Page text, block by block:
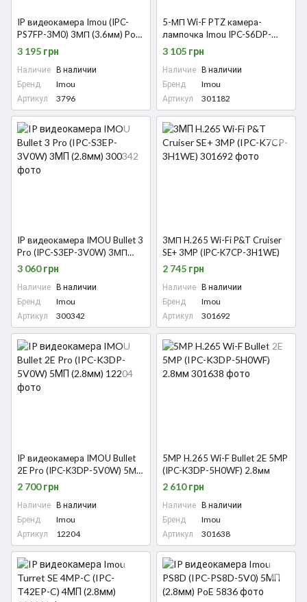
IP видеокамера Imou (IPC-
PS7FP-3M0) 3МП (3.6мм) PoE
PT
3 195 грн
Наличие В наличии
Бренд
Imou
Артикул
3796
5-МП Wi-F PTZ камера-
лампочка Imou IPC-S6DP-
5M0WEB-E27
3 105 грн
Наличие В наличии
Бренд
Imou
Артикул
301182
IP видеокамера IMOU Bullet 3
Pro (IPC-S3EP-3V0W) 3МП
(2.8мм)
3 060 грн
Наличие В наличии
Бренд
Imou
Артикул
300342
3МП H.265 Wi-Fi P&T Cruiser
SE+ 3MP (IPC-K7CP-3H1WE)
2 745 грн
Наличие В наличии
Бренд
Imou
Артикул
301692
IP видеокамера IMOU Bullet
2E Pro (IPC-K3DP-5V0W) 5МП
(2.8мм)
2 700 грн
Наличие В наличии
Бренд
Imou
Артикул
12204
5MP H.265 Wi-F Bullet 2E 5MP
(IPC-K3DP-5H0WF) 2.8мм
2 610 грн
Наличие В наличии
Бренд
Imou
Артикул
301638